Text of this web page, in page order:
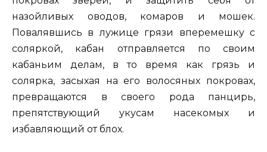
назойливых оводов, комаров и мошек.
Повалявшись в лужице грязи вперемешку с
соляркой, кабан отправляется по своим
кабаньим делам, в то время как грязь и
солярка, засыхая на его волосяных покровах,
превращаются в своего рода панцирь,
препятствующий укусам насекомых и
избавляющий от блох.